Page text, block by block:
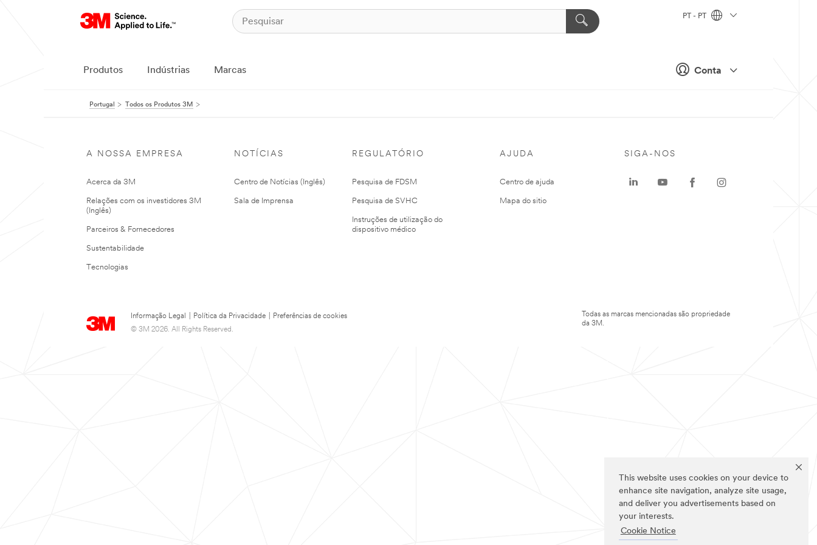
This website uses cookies on your device to
enhance site navigation, analyze site usage,
and deliver you advertisements based on
your interests.
Cookie Notice
Conta
PT - PT
Produtos Indústrias Marcas
Portugal Todos os Produtos 3M
A NOSSA EMPRESA
Acerca da 3M
Relações com os investidores 3M
(Inglês)
Parceiros & Fornecedores
Sustentabilidade
Tecnologias
NOTÍCIAS
Centro de Notícias (Inglês)
Sala de Imprensa
REGULATÓRIO
Pesquisa de FDSM
Pesquisa de SVHC
Instruções de utilização do
dispositivo médico
AJUDA
Centro de ajuda
Mapa do sitio
Informação Legal Política da Privacidade
Preferências de cookies
© 3M 2026. All Rights Reserved.
SIGA-NOS
Todas as marcas mencionadas são propriedade
da 3M.